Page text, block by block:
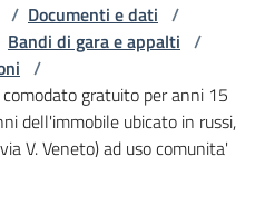
/ Documenti e dati /
Bandi di gara e appalti /
/
gratuito per anni 15
dell'immobile ubicato in russi,
V. Veneto) ad uso comunita'